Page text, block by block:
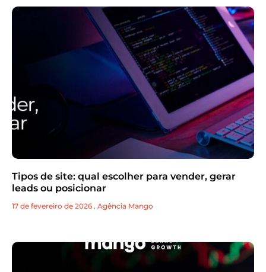
Tipos de site: qual escolher para vender, gerar
leads ou posicionar
17 de fevereiro de 2026 . Agência Mango